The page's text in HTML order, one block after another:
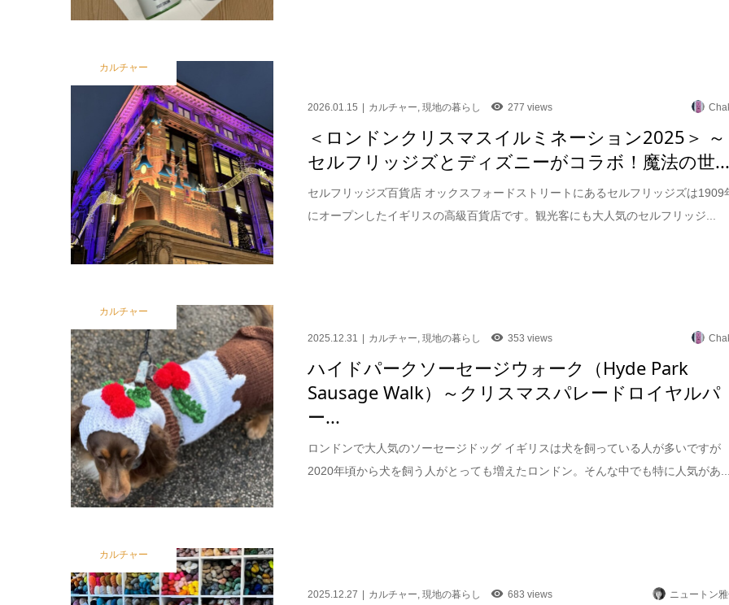
カルチャー
2026.01.15 カルチャー ,現地の暮らし 277 views
＜ロンドンクリスマスイルミネーション2025＞ ～
セルフリッジズとディズニーがコラボ！魔法の世...
セルフリッジズ百貨店 オックスフォードストリートにあるセルフリッジズは1909
にオープンしたイギリスの高級百貨店です。観光客にも大人気のセルフリッジ...
カルチャー
2025.12.31 カルチャー,現地の暮らし 353 views
ハイドパークソーセージウォーク（Hyde Park
Sausage Walk）～クリスマスパレードロイヤルパ
ー...
ロンドンで大人気のソーセージドッグ イギリスは犬を飼っている人が多いですが
2020年頃から犬を飼う人がとっても増えたロンドン。そんな中でも特に人気があ...
カルチャー
2025.12.27 カルチャー,現地の暮らし 683 views ニュートン